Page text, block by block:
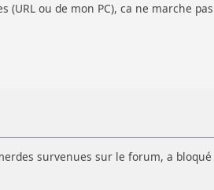
(URL ou de mon PC), ca ne marche
survenues sur le forum, a